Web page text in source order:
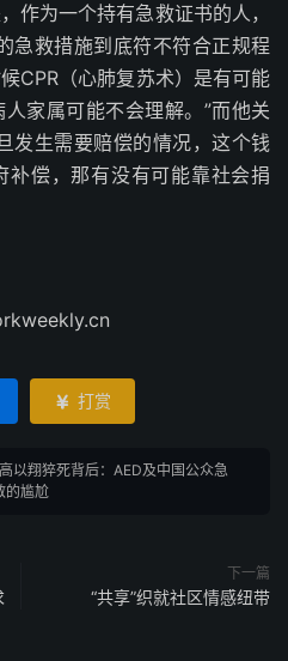
作为一个持有急救证书的人，
急救措施到底符不符合正规程
CPR（心肺复苏术）是有可能
家属可能不会理解。”而他关
发生需要赔偿的情况，这个钱
补偿，那有没有可能靠社会捐
 打赏
高以翔猝死背后：AED及中国公众急
的尴尬
下一篇
“共享”织就社区情感纽带